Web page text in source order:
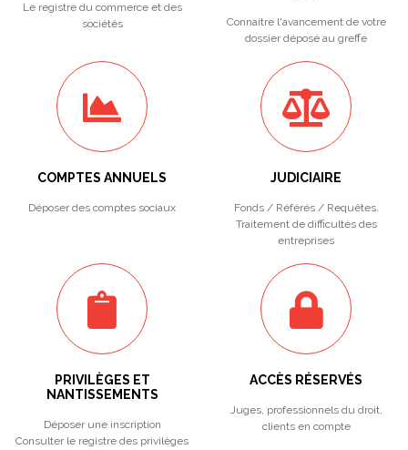
Le registre du commerce et des
sociétés
Connaitre l'avancement de votre
dossier déposé au greffe
COMPTES ANNUELS
Déposer des comptes sociaux
JUDICIAIRE
Fonds / Référés / Requêtes.
Traitement de difficultés des
entreprises
PRIVILÈGES ET
NANTISSEMENTS
Déposer une inscription
Consulter le registre des privilèges
ACCÈS RÉSERVÉS
Juges, professionnels du droit,
clients en compte